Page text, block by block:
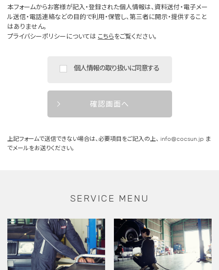
本フォームからお客様が記入・登録された個人情報は、資料送付・電子メー
ル送信・電話連絡などの目的で利用・保管し、第三者に開示・提供すること
はありません。
プライバシーポリシーについては こちら をご覧ください。
個人情報の取り扱いに同意する
確認画面へ
上記フォームで送信できない場合は、必要項目をご記入の上、 info@cocsun.jp ま
でメールをお送りください。
SERVICE MENU